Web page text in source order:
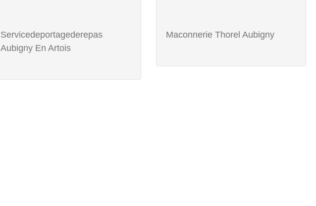
Servicedeportagederepas
Aubigny En Artois
Maconnerie Thorel Aubigny